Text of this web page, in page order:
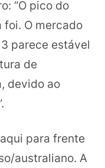
“O pico do
O mercado
parece estável
de
devido ao
para frente
australiano. A